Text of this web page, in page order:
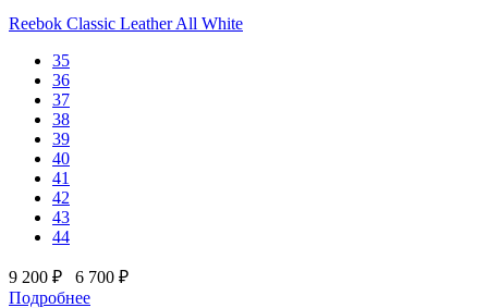
Reebok Classic Leather All White
35
36
37
38
39
40
41
42
43
44
9 200 ₽
6 700 ₽
Подробнее